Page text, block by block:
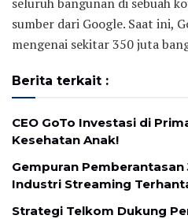
sumber dari Google. Saat ini,
mengenai sekitar 350 juta
Berita terkait :
CEO GoTo Investasi di
Kesehatan Anak!
Gempuran Pemberantasan
Industri Streaming
Strategi Telkom Dukung